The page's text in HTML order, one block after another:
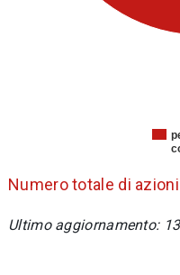
Numero totale di
Ultimo aggiornamento: 13